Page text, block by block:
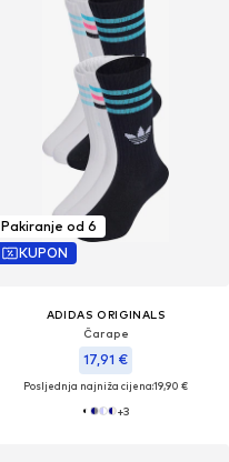
Pakiranje od 6
KUPON
ADIDAS ORIGINALS
Čarape
17,91 €
Posljednja najniža cijena:19,90 €
+3